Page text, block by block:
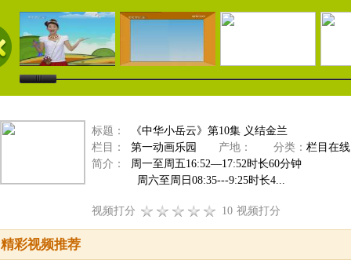
标题：
《中华小岳云》第10集 义结金兰
栏目：
第一动画乐园 产地： 分类： 栏目在线
简介：
周一至周五16:52—17:52时长60分钟
周六至周日08:35---9:25时长4...
视频打分
10 视频打分
精彩视频推荐